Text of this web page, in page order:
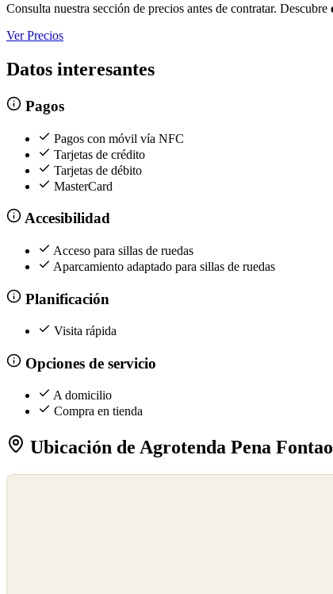
Consulta nuestra sección de precios antes de contratar. Descubre
Ver Precios
Datos interesantes
Pagos
Pagos con móvil vía NFC
Tarjetas de crédito
Tarjetas de débito
MasterCard
Accesibilidad
Acceso para sillas de ruedas
Aparcamiento adaptado para sillas de ruedas
Planificación
Visita rápida
Opciones de servicio
A domicilio
Compra en tienda
Ubicación de Agrotenda Pena Fontao